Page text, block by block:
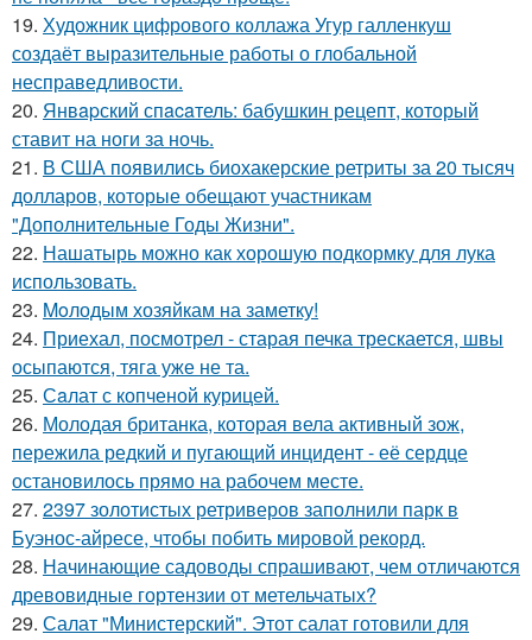
19. Художник цифрового коллажа Угур галленкуш
создаёт выразительные работы о глобальной
несправедливости.
20. Янвapский спacaтель: бабушкин рецепт, который
ставит на ноги за ночь.
21. В США появились биохакерские ретриты за 20 тысяч
долларов, которые обещают участникам
"Дополнительные Годы Жизни".
22. Нашатырь можно как хорошую подкормку для лука
использовать.
23. Moлодым хозяйкам на заметку!
24. Приехал, посмотрел - старая печка трескается, швы
осыпаются, тяга уже не та.
25. Сaлат с копченой курицей.
26. Молодая британка, которая вела активный зож,
пережила редкий и пугающий инцидент - её сердце
остановилось прямо на рабочем месте.
27. 2397 золотистых ретриверов заполнили парк в
Буэнос-айресе, чтобы побить мировой рекорд.
28. Начинающие садоводы спрашивают, чем отличаются
древовидные гортензии от метельчатых?
29. Салат "Министерский". Этот салат готовили для